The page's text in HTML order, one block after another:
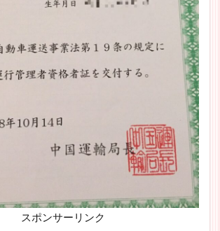
スポンサーリンク